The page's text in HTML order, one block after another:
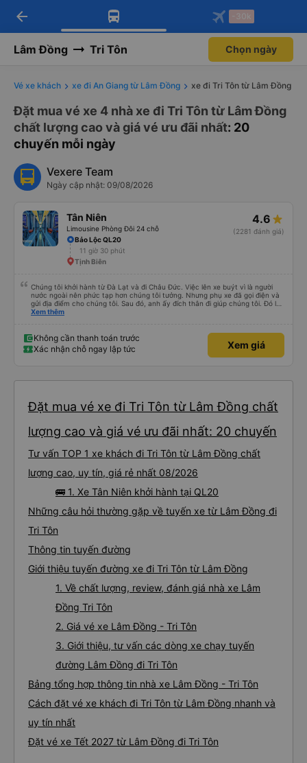
Tải app Vexere ngay!
Nhận ưu đãi thành viên độc
Mở app
Tải app Vexere
-30k/ghế khi đặt vé máy bay qua
Mở app
arrow_back -30k
Lâm Đồng Tri Tôn Chọn ngày
Vé xe khách xe đi An Giang từ Lâm Đồng xe đi Tri Tôn từ Lâm Đồng
Đặt mua vé xe 4 nhà xe đi Tri Tôn từ Lâm Đồng
chất lượng cao và giá vé ưu đãi nhất: 20
chuyến mỗi ngày
Vexere Team
Ngày cập nhật: 09/08/2026
Tân Niên
Limousine Phòng Đôi 24 chỗ
4.6
(2281 đánh giá)
Bảo Lộc QL20
11 giờ 30 phút
Tịnh Biên
Chúng tôi khởi hành từ Đà Lạt và đi Châu Đức. Việc lên xe buýt vì là người
nước ngoài nên phức tạp hơn chúng tôi tưởng. Nhưng phụ xe đã gọi điện và
gửi địa điểm cho chúng tôi. Sau đó, anh ấy đích thân đi giúp chúng tôi. Đó là
lần đầu tiên đi xe giường nằm với hai đứa trẻ nhỏ khá thú vị. Chúng tôi không
điểm dừng, họ đánh thức chúng tôi dậy và đảm bảo chúng tôi đã sẵn sàng.
Nhìn chung, đó là một trải nghiệm tốt. Mỗi giường đều có gối và chăn, và đủ
chỗ cho 1 người lớn và 1 trẻ em nằm thoải mái.
Xem thêm
Không cần thanh toán trước
Xác nhận chỗ ngay lập tức
Xem giá
Đặt mua vé xe đi Tri Tôn từ Lâm Đồng chất
lượng cao và giá vé ưu đãi nhất: 20 chuyến
Tư vấn TOP 1 xe khách đi Tri Tôn từ Lâm Đồng chất
lượng cao, uy tín, giá rẻ nhất 08/2026
🚌 1. Xe Tân Niên khởi hành tại QL20
Những câu hỏi thường gặp về tuyến xe từ Lâm Đồng đi
Tri Tôn
Thông tin tuyến đường
Giới thiệu tuyến đường xe đi Tri Tôn từ Lâm Đồng
1. Về chất lượng, review, đánh giá nhà xe Lâm
Đồng Tri Tôn
2. Giá vé xe Lâm Đồng - Tri Tôn
3. Giới thiệu, tư vấn các dòng xe chạy tuyến
đường Lâm Đồng đi Tri Tôn
Bảng tổng hợp thông tin nhà xe Lâm Đồng - Tri Tôn
Cách đặt vé xe khách đi Tri Tôn từ Lâm Đồng nhanh và
uy tín nhất
Đặt vé xe Tết 2027 từ Lâm Đồng đi Tri Tôn